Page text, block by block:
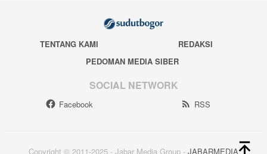
TENTANG KAMI
REDAKSI
PEDOMAN MEDIA SIBER
SOCIAL NETWORK
Facebook RSS
Copyright © 2011-2025 - Jabar Media Group - JABARMEDIA